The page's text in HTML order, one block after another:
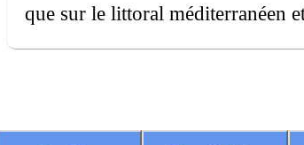
que sur le littoral méditerranéen